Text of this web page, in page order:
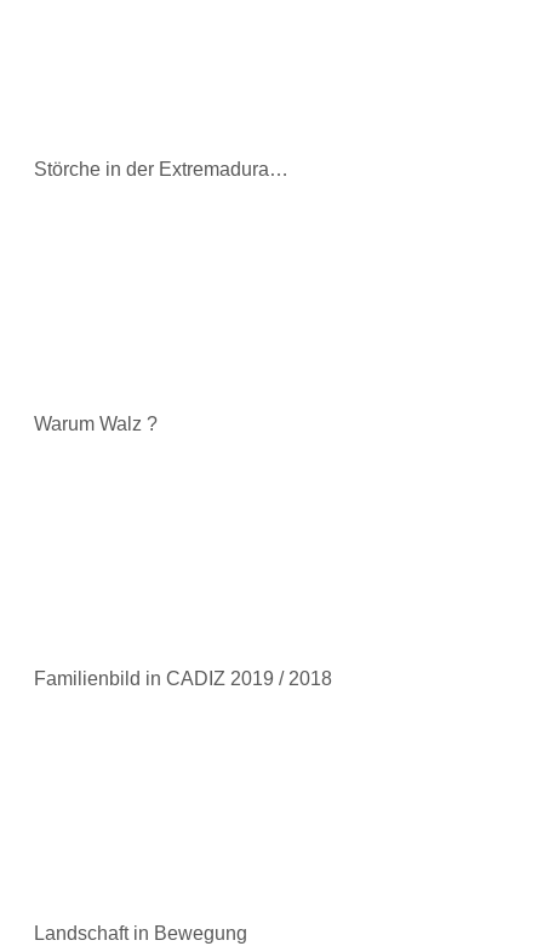
Störche in der Extremadura…
Warum Walz ?
Familienbild in CADIZ 2019 / 2018
Landschaft in Bewegung